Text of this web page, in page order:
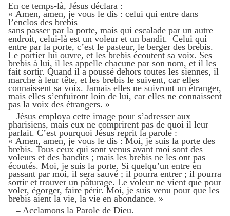
En ce temps-là, Jésus déclara :
« Amen, amen, je vous le dis : celui qui entre dans
l’enclos des brebis
sans passer par la porte, mais qui escalade par un autre
endroit, celui-là est un voleur et un bandit. Celui qui
entre par la porte, c’est le pasteur, le berger des brebis.
Le portier lui ouvre, et les brebis écoutent sa voix. Ses
brebis à lui, il les appelle chacune par son nom, et il les
fait sortir. Quand il a poussé dehors toutes les siennes, il
marche à leur tête, et les brebis le suivent, car elles
connaissent sa voix. Jamais elles ne suivront un étranger,
mais elles s’enfuiront loin de lui, car elles ne connaissent
pas la voix des étrangers. »
Jésus employa cette image pour s’adresser aux
pharisiens, mais eux ne comprirent pas de quoi il leur
parlait. C’est pourquoi Jésus reprit la parole :
« Amen, amen, je vous le dis : Moi, je suis la porte des
brebis. Tous ceux qui sont venus avant moi sont des
voleurs et des bandits ; mais les brebis ne les ont pas
écoutés. Moi, je suis la porte. Si quelqu’un entre en
passant par moi, il sera sauvé ; il pourra entrer ; il pourra
sortir et trouver un pâturage. Le voleur ne vient que pour
voler, égorger, faire périr. Moi, je suis venu pour que les
brebis aient la vie, la vie en abondance. »
– Acclamons la Parole de Dieu.